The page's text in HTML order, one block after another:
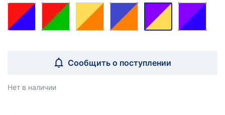
Сообщить о поступлении
Нет в наличии